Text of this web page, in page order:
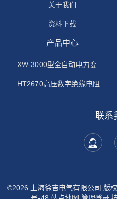
关于我们
资料下载
产品中心
联系
©2026 上海徐吉电气有限公司 版